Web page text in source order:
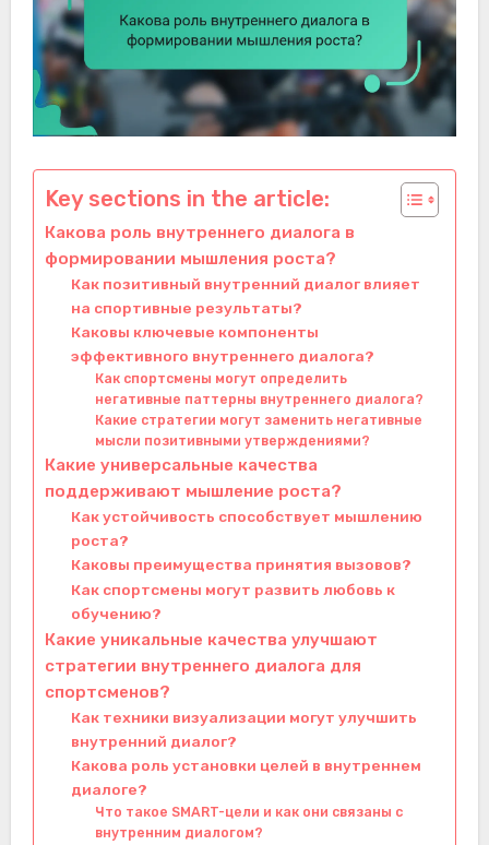
Key sections in the article:
Какова роль внутреннего диалога в
формировании мышления роста?
Как позитивный внутренний диалог влияет
на спортивные результаты?
Каковы ключевые компоненты
эффективного внутреннего диалога?
Как спортсмены могут определить
негативные паттерны внутреннего диалога?
Какие стратегии могут заменить негативные
мысли позитивными утверждениями?
Какие универсальные качества
поддерживают мышление роста?
Как устойчивость способствует мышлению
роста?
Каковы преимущества принятия вызовов?
Как спортсмены могут развить любовь к
обучению?
Какие уникальные качества улучшают
стратегии внутреннего диалога для
спортсменов?
Как техники визуализации могут улучшить
внутренний диалог?
Какова роль установки целей в внутреннем
диалоге?
Что такое SMART-цели и как они связаны с
внутренним диалогом?